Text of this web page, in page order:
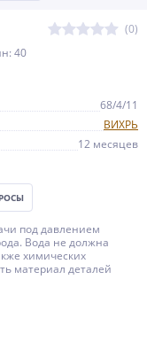
(0)
40
68/4/11
ВИХРЬ
12 месяцев
под давлением
Вода не должна
химических
материал деталей